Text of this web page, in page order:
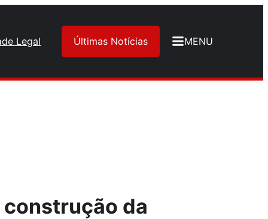
Legal Últimas Notícias MENU
da